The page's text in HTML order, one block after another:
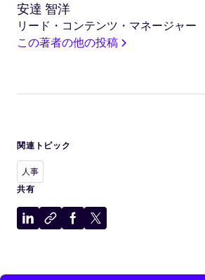
安達 智洋
リード・コンテンツ・マネージャー
この著者の他の投稿
関連トピック
人事
共有
LinkedIn
有
ク
プ
Facebook
有
X
有